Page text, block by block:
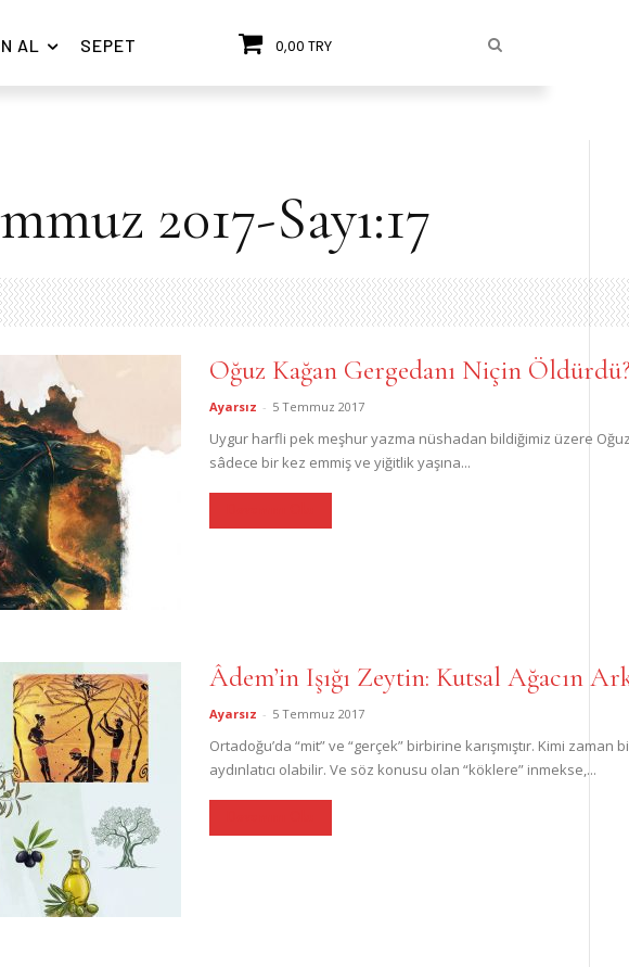
AL SEPET 0,00 TRY
2017-Sayı:17
Oğuz Kağan Gergedanı Niçin
Ayarsız - 5 Temmuz 2017
Uygur harfli pek meşhur yazma nüshadan bildiğimiz üzere
sâdece bir kez emmiş ve yiğitlik yaşına...
Âdem’in Işığı Zeytin: Kutsal Ağacın
Ayarsız - 5 Temmuz 2017
Ortadoğu’da “mit” ve “gerçek” birbirine karışmıştır. Kimi
aydınlatıcı olabilir. Ve söz konusu olan “köklere” inmekse,...